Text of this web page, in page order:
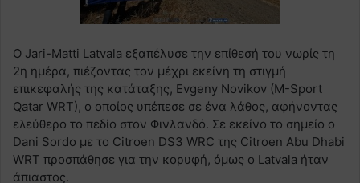
Ο Jari-Matti Latvala εξαπέλυσε την επίθεσή του νωρίς τη
2η ημέρα, πιέζοντας τον μέχρι εκείνη τη στιγμή
επικεφαλής της κατάταξης, Evgeny Novikov (M-Sport
Qatar WRT), ο οποίος υπέπεσε σε ένα λάθος, αφήνοντας
ελεύθερο το πεδίο στον Φινλανδό. Σε εκείνο το σημείο ο
Dani Sordo με το Citroen DS3 WRC της Citroen Abu Dhabi
WRT προσπάθησε για την κορυφή, όμως ο Latvala ήταν
άπιαστος.